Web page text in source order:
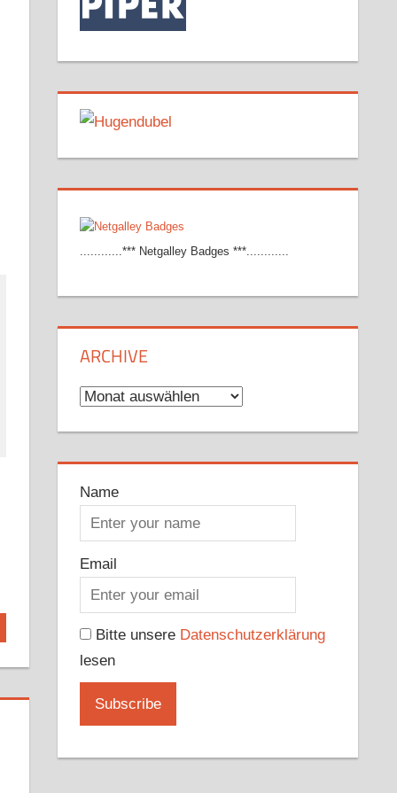
............*** Netgalley Badges ***............
ARCHIVE
Archive
Name
Email
Bitte unsere Datenschutzerklärung
lesen